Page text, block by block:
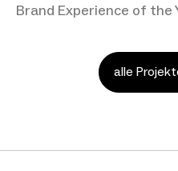
Brand Experience of the
alle